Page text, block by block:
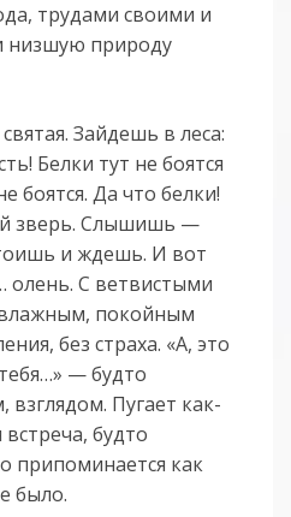
трудами своими и
низшую природу
Зайдешь в леса:
Белки тут не боятся
боятся. Да что белки!
зверь. Слышишь —
и ждешь. И вот
олень. С ветвистыми
покойным
без страха. «А, это
— будто
Пугает как-
будто
припоминается как
было.